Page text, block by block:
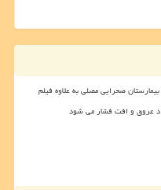
عروق و افت فشار می شود